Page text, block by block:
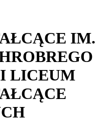
IM.
LICEUM